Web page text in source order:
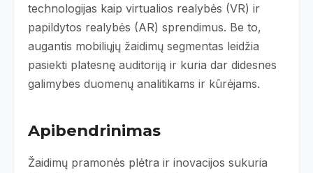
technologijas kaip virtualios realybės (VR) ir
papildytos realybės (AR) sprendimus. Be to,
augantis mobiliųjų žaidimų segmentas leidžia
pasiekti platesnę auditoriją ir kuria dar didesnes
galimybes duomenų analitikams ir kūrėjams.
Apibendrinimas
Žaidimų pramonės plėtra ir inovacijos sukuria